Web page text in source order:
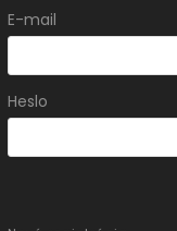
E-mail
Heslo